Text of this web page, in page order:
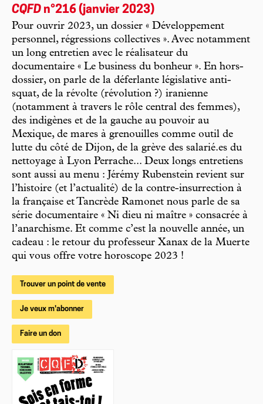
CQFD n°216 (janvier 2023)
Pour ouvrir 2023, un dossier « Développement
personnel, régressions collectives ». Avec notamment
un long entretien avec le réalisateur du
documentaire « Le business du bonheur ». En hors-
dossier, on parle de la déferlante législative anti-
squat, de la révolte (révolution ?) iranienne
(notamment à travers le rôle central des femmes),
des indigènes et de la gauche au pouvoir au
Mexique, de mares à grenouilles comme outil de
lutte du côté de Dijon, de la grève des salarié.es du
nettoyage à Lyon Perrache... Deux longs entretiens
sont aussi au menu : Jérémy Rubenstein revient sur
l’histoire (et l’actualité) de la contre-insurrection à
la française et Tancrède Ramonet nous parle de sa
série documentaire « Ni dieu ni maître » consacrée à
l’anarchisme. Et comme c’est la nouvelle année, un
cadeau : le retour du professeur Xanax de la Muerte
qui vous offre votre horoscope 2023 !
Trouver un point de vente
Je veux m'abonner
Faire un don